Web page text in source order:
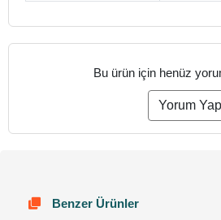
Bu ürün için henüz
Yorum Yap
Benzer Ürünler